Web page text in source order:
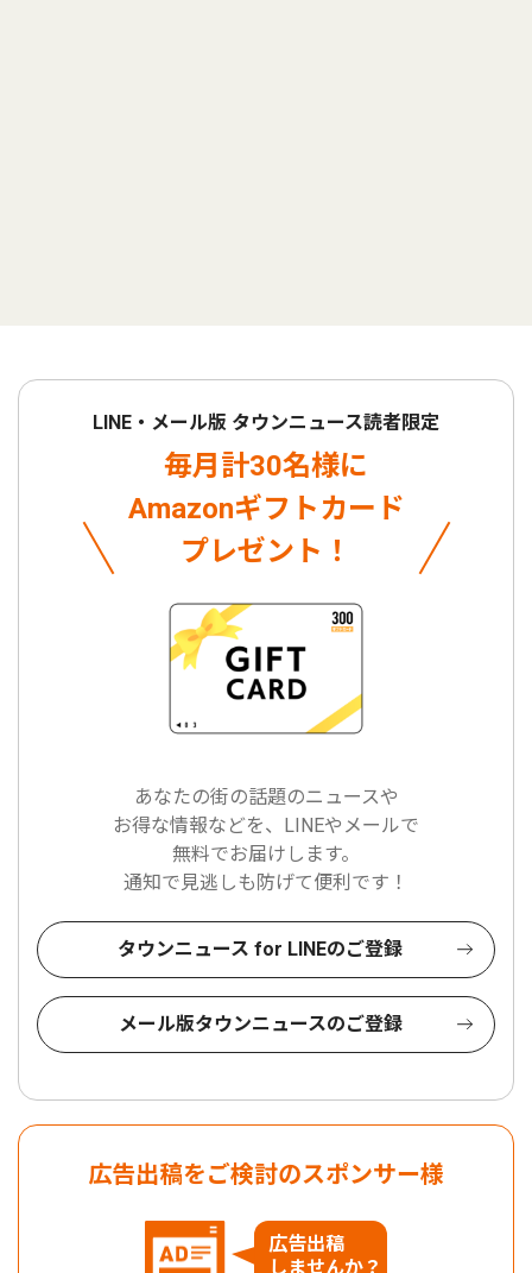
LINE・メール版 タウンニュース読者限定
毎月計30名様に
Amazonギフトカード
プレゼント！
あなたの街の話題のニュースや
お得な情報などを、LINEやメールで
無料でお届けします。
通知で見逃しも防げて便利です！
タウンニュース for LINEのご登録
メール版タウンニュースのご登録
広告出稿をご検討のスポンサー様
広告出稿
しませんか？